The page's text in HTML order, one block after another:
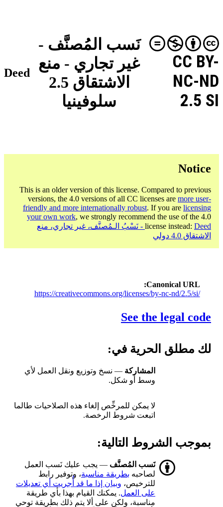
نَسب المُصنَّف -
غير تجاري - منع
الاشتقاق 2.5
سلوفينيا
CC BY-
NC-ND
2.5 SI
Deed
Notice
This is an older version of this license. Compared to previous
versions, the 4.0 versions of all CC licenses are more user-
friendly and more internationally robust. If you are licensing
your own work, we strongly recommend the use of the 4.0
license instead: Deed - نَسْبُ الـمُصنَّف، غير تجاري، منع
الاشتقاق 4.0 دولي
Canonical URL
https://creativecommons.org/licenses/by-nc-nd/2.5/si/
See the legal code
لك مطلق الحرية في:
المشاركة — نسخ وتوزيع ونقل العمل لأي
وسط أو شكل.
لا يمكن للمرخِّص إلغاء هذه الصلاحيات طالما
اتبعت شروط الرخصة.
بموجب الشروط التالية:
نَسب المُصنَّف — يجب عليك نَسب العمل
لصاحبه بطريقة مناسبة، وتوفير رابط
للترخيص، وبيان إذا ما قد أُجريت أي تعديلات
على العمل. يمكنك القيام بهذا بأي طريقة
مناسبة، ولكن على ألا يتم ذلك بطريقة توحي